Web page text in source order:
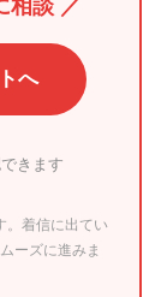
相談 ／
へ
きます
。着信に出てい
ーズに進みま